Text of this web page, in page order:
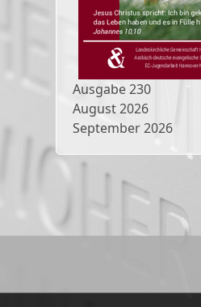
Ausgabe230
August 2026
September 2026